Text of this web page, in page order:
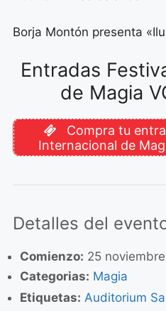
Borja Montón presenta
Entradas
de Magia
Compra tu
Internacional de
Detalles del
Comienzo: 25
Categorias: Magia
Etiquetas: Auditorium